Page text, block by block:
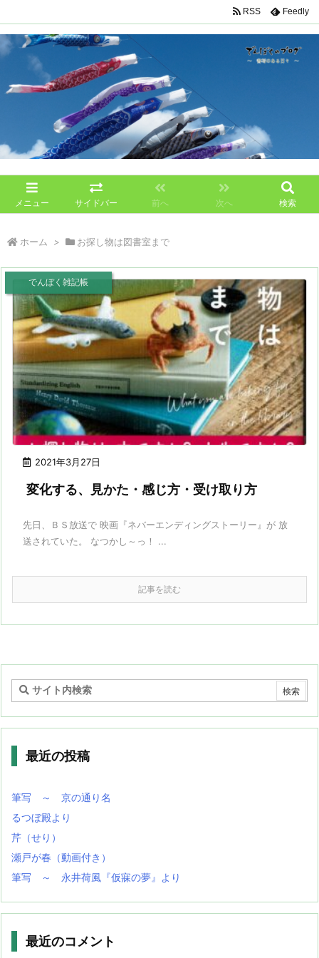
メニュー サイドバー 前へ 次へ 検索
RSS Feedly
ホーム > お探し物は図書室まで
2021年3月27日
でんぼく雑記帳
変化する、見かた・感じ方・受け取り方
先日、ＢＳ放送で 映画『ネバーエンディングストーリー』が 放
送されていた。 なつかし～っ！ ...
記事を読む
最近の投稿
筆写 ～ 京の通り名
るつぼ殿より
芹（せり）
瀬戸が春（動画付き）
筆写 ～ 永井荷風『仮寐の夢』より
最近のコメント